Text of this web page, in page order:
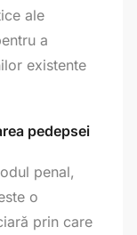
ale
a
existente
pedepsei
penal,
o
prin care